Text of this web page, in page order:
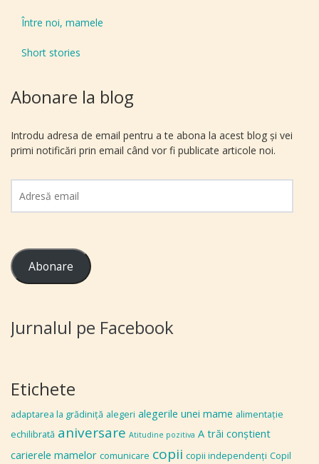
Între noi, mamele
Short stories
Abonare la blog
Introdu adresa de email pentru a te abona la acest blog și vei
primi notificări prin email când vor fi publicate articole noi.
email
Abonare
Jurnalul pe Facebook
Etichete
adaptarea la grădiniţă alegeri alegerile unei mame alimentaţie
echilibrată aniversare Atitudine pozitiva A trăi conștient
carierele mamelor comunicare copii copii independenţi Copil